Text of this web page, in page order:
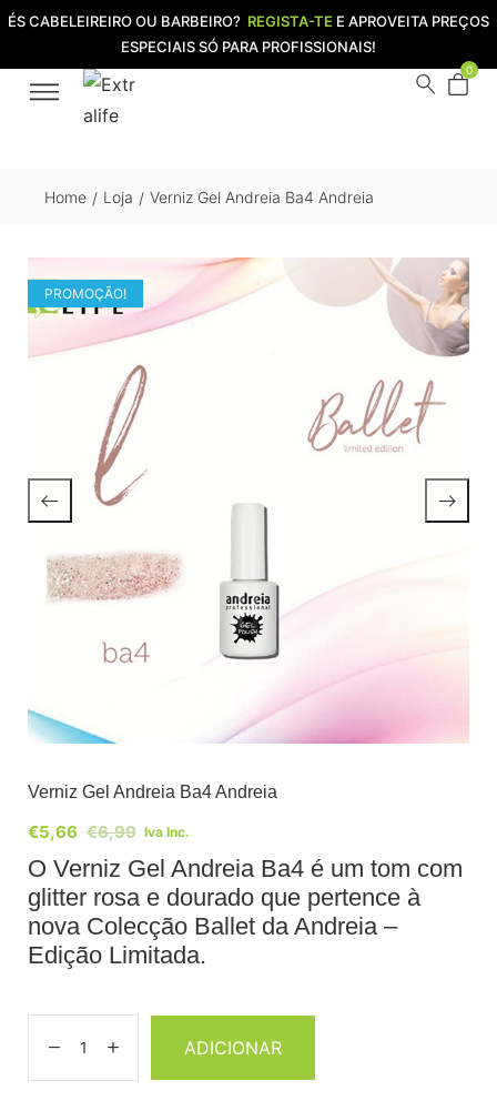
ÉS CABELEIREIRO OU BARBEIRO? REGISTA-TE E APROVEITA PREÇOS
ESPECIAIS SÓ PARA PROFISSIONAIS!
0
Home / Loja / Verniz Gel Andreia Ba4 Andreia
PROMOÇÃO!
Verniz Gel Andreia Ba4 Andreia
€6,99
€5,66 Iva Inc.
O Verniz Gel Andreia Ba4 é um tom com
glitter rosa e dourado que pertence à
nova Colecção Ballet da Andreia –
Edição Limitada.
ADICIONAR